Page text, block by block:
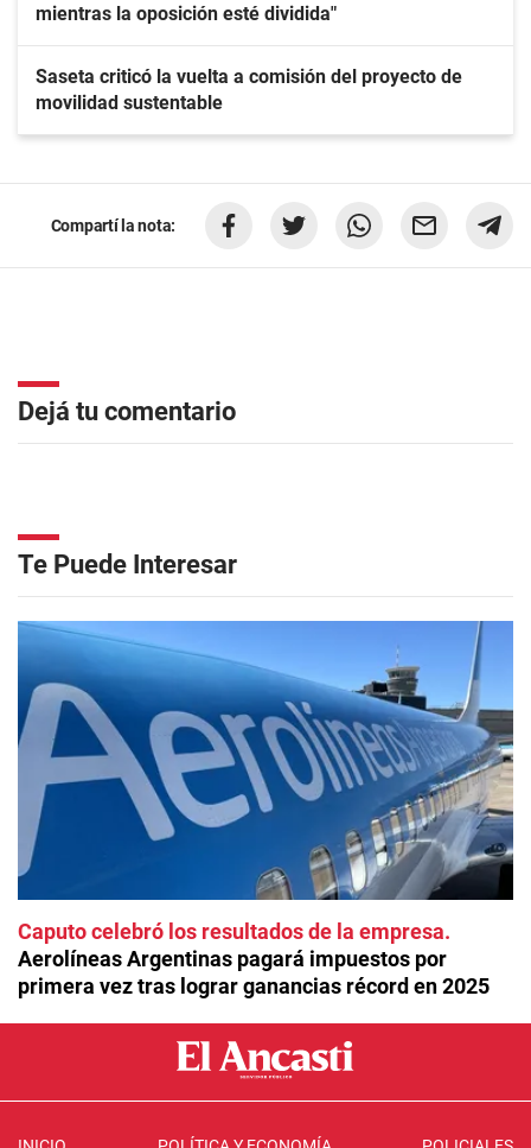
mientras la oposición esté dividida"
Saseta criticó la vuelta a comisión del proyecto de
movilidad sustentable
Compartí la nota:
Dejá tu comentario
Te Puede Interesar
Caputo celebró los resultados de la empresa
Aerolíneas Argentinas pagará impuestos por
primera vez tras lograr ganancias récord en 2025